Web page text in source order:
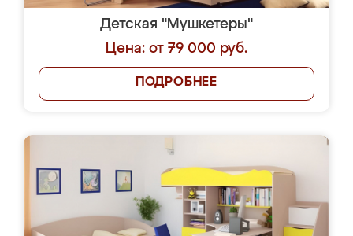
Детская "Мушкетеры"
Цена: от 79 000 руб.
ПОДРОБНЕЕ